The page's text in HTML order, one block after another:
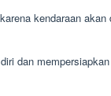
kendaraan
dan